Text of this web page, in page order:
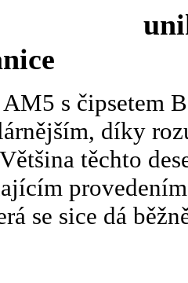
AMD
s čipsetem
díky
těchto
se sice dá